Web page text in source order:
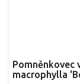
Pomněnkovec
macrophylla